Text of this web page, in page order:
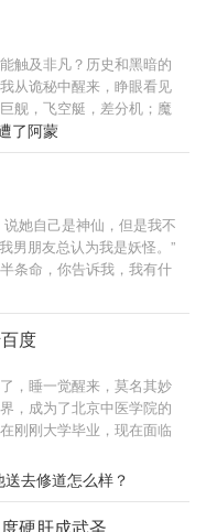
掘的乐趣时，生活也变得
成了激情的春潮． 【故事
小渔村,咳咳】 这里的一切
触及非凡？历史和黑暗的
从诡秘中醒来，睁眼看见
舰，飞空艇，差分机；魔
封印物……光明依旧照
段“愚者”的传说。
了阿蒙
她自己是神仙，但是我不
男朋友总认为我是妖怪。”
条命，你告诉我，我有什
叛逆少年> 偏日常向，不
度
，睡一觉醒来，莫名其妙
，成为了北京中医学院的
刚刚大学毕业，现在面临
闻的厂医。林绍文二话不
法，让一个社畜去医院当
何况，协和医院可都是大
去修道怎么样？